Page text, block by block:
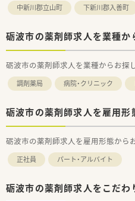
中新川郡立山町
下新川郡入善町
砺波市の薬剤師求人を業種か
砺波市の薬剤師求人を業種からお探
調剤薬局 病院・クリニック
砺波市の薬剤師求人を雇用形
砺波市の薬剤師求人を雇用形態から
正社員 パート・アルバイト
砺波市の薬剤師求人をこだわ